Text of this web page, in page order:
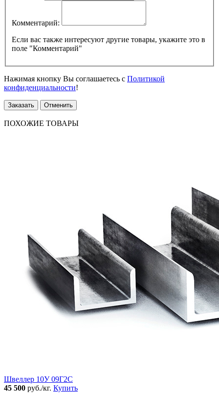
Комментарий:
Если вас также интересуют другие товары, укажите это в
поле "Комментарий"
Нажимая кнопку Вы соглашаетесь с Политикой
конфиденциальности!
Заказать Отменить
ПОХОЖИЕ ТОВАРЫ
Швеллер 10У 09Г2С
45 500 руб./кг. Купить